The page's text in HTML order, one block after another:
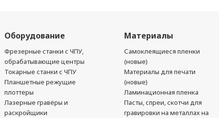
Оборудование
Фрезерные станки с ЧПУ,
обрабатывающие центры
Токарные станки с ЧПУ
Планшетные режущие
плоттеры
Лазерные гравёры и
раскройщики
Материалы
Самоклеящиеся пленки
(новые)
Материалы для печати
(новые)
Ламинационная пленка
Пасты, спреи, скотчи для
гравировки на металлах на